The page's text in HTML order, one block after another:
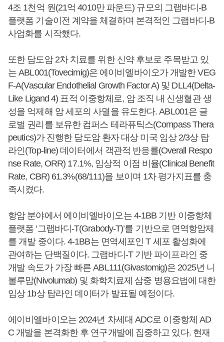
4조 1천억 원(21억 4010만 파운드) 규모의 그랩바디-B
플랫폼 기술이전 계약을 체결하며 본격적인 그랩바디-B
사업화를 시작했다.
또한 담도암 2차 치료를 위한 신약 후보로 주목받고 있
는 ABL001(Tovecimig)은 에이비엘바이오가 개발한 VEG
F-A(Vascular Endothelial Growth Factor A) 및 DLL4(Delta-
Like Ligand 4) 표적 이중항체로, 암 조직 내 신생혈관 생
성을 억제해 암 세포의 사멸을 유도한다. ABL001은 글
로벌 권리를 보유한 컴퍼스 테라퓨틱스(Compass Thera
peutics)가 진행한 담도암 환자 대상 미국 임상 2/3상 탑
라인(Top-line) 데이터에서 객관적 반응률(Overall Respo
nse Rate, ORR) 17.1%, 임상적 이점 비율(Clinical Benefit
Rate, CBR) 61.3%(68/111)을 보이며 1차 평가지표를 충
족시켰다.
항암 분야에서 에이비엘바이오는 4-1BB 기반 이중항체
플랫폼 ‘그랩바디-T(Grabody-T)’를 기반으로 면역항암제
를 개발 중이다. 4-1BB는 면역세포인 T 세포 활성화에
관여하는 단백질이다. 그랩바디-T 기반 파이프라인 중
개발 속도가 가장 빠른 ABL111(Givastomig)은 2025년 니
볼루맙(Nivolumab) 및 화학치료제 삼중 병용요법에 대한
임상 1b상 탑라인 데이터가 발표될 예정이다.
에이비엘바이오는 2024년 차세대 ADC로 이중항체 AD
C 개발을 본격화한 후 연구개발에 집중하고 있다. 현재